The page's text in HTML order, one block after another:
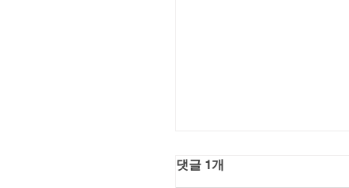
댓글 1개